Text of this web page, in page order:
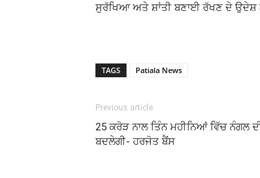
ਸੁਰੱਖਿਆ ਅਤੇ ਸ਼ਾਂਤੀ ਬਣਾਈ ਰੱਖਣ ਦੇ ਉਦੇਸ਼
TAGS Patiala News
Previous article
25 ਕਰੋੜ ਨਾਲ ਤਿੰਨ ਮਹੀਨਿਆਂ ਵਿੱਚ ਨੰਗਲ
ਬਦਲੇਗੀ- ਹਰਜੋਤ ਬੈਂਸ